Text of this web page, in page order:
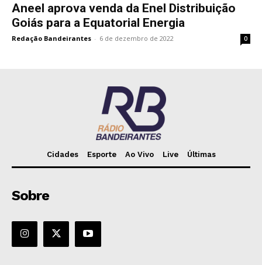
Aneel aprova venda da Enel Distribuição
Goiás para a Equatorial Energia
Redação Bandeirantes - 6 de dezembro de 2022 0
Cidades Esporte Ao Vivo Live Últimas
Sobre